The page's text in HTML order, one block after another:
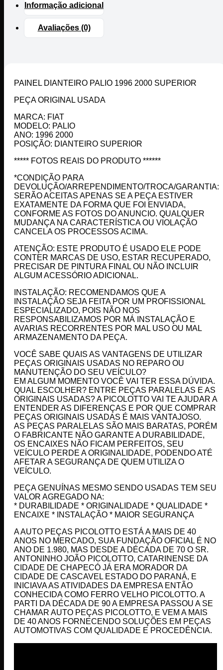
Informação adicional
Avaliações (0)
PAINEL DIANTEIRO PALIO 1996 2000 SUPERIOR
PEÇA ORIGINAL USADA
MARCA: FIAT
MODELO: PALIO
ANO: 1996 2000
POSIÇÃO: DIANTEIRO SUPERIOR
***** FOTOS REAIS DO PRODUTO ******
*CONDIÇÃO PARA
DEVOLUÇÃO/ARREPENDIMENTO/TROCA/GARANTIA:
SERÃO ACEITAS APENAS SE A PEÇA ESTIVER
EXATAMENTE DA FORMA QUE FOI ENVIADA,
CONFORME AS FOTOS DO ANUNCIO. QUALQUER
MUDANÇA NA CARACTERÍSTICA OU VIOLAÇÃO
CANCELA OS PROCESSOS ACIMA.
ATENÇÃO: ESTE PRODUTO É USADO ELE PODE
CONTER MARCAS DE USO, ESTAR RECUPERADO,
PRECISAR DE PINTURA FINAL OU NÃO INCLUIR
ALGUM ACESSÓRIO ADICIONAL.
INSTALAÇÃO: RECOMENDAMOS QUE A
INSTALAÇÃO SEJA FEITA POR UM PROFISSIONAL
ESPECIALIZADO, POIS NÃO NOS
RESPONSABILIZAMOS POR MÁ INSTALAÇÃO E
AVARIAS RECORRENTES POR MAL USO OU MAL
ARMAZENAMENTO DA PEÇA.
VOCÊ SABE QUAIS AS VANTAGENS DE UTILIZAR
PEÇAS ORIGINAIS USADAS NO REPARO OU
MANUTENÇÃO DO SEU VEÍCULO?
EM ALGUM MOMENTO VOCÊ VAI TER ESSA DÚVIDA.
QUAL ESCOLHER? ENTRE PEÇAS PARALELAS E AS
ORIGINAIS USADAS? A PICOLOTTO VAI TE AJUDAR A
ENTENDER AS DIFERENÇAS E POR QUE COMPRAR
PEÇAS ORIGINAIS USADAS É MAIS VANTAJOSO.
AS PEÇAS PARALELAS SÃO MAIS BARATAS, PORÉM
O FABRICANTE NÃO GARANTE A DURABILIDADE,
OS ENCAIXES NÃO FICAM PERFEITOS, SEU
VEÍCULO PERDE A ORIGINALIDADE, PODENDO ATÉ
AFETAR A SEGURANÇA DE QUEM UTILIZA O
VEÍCULO.
PEÇA GENUÍNAS MESMO SENDO USADAS TEM SEU
VALOR AGREGADO NA:
* DURABILIDADE * ORIGINALIDADE * QUALIDADE *
ENCAIXE * INSTALAÇÃO * MAIOR SEGURANÇA
A AUTO PEÇAS PICOLOTTO ESTÁ A MAIS DE 40
ANOS NO MERCADO, SUA FUNDAÇÃO OFICIAL É NO
ANO DE 1.980, MAS DESDE A DÉCADA DE 70 O SR.
ANTONINHO JOÃO PICOLOTTO, CATARINENSE DA
CIDADE DE CHAPECÓ JÁ ERA MORADOR DA
CIDADE DE CASCAVEL ESTADO DO PARANÁ, E
INICIAVA AS ATIVIDADES DA EMPRESA ENTÃO
CONHECIDA COMO FERRO VELHO PICOLOTTO. A
PARTI DA DÉCADA DE 90 A EMPRESA PASSOU A SE
CHAMAR AUTO PEÇAS PICOLOTTO, E VEM A MAIS
DE 40 ANOS FORNECENDO SOLUÇÕES EM PEÇAS
AUTOMOTIVAS COM QUALIDADE E PROCEDÊNCIA.